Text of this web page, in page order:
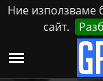
Ние използваме
сайт.
Петък,